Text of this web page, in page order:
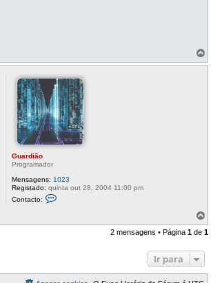
o
Guardião
Programador
Mensagens: 1023
Registado: quinta out 28, 2004 11:00 pm
Contacto:
o
p
2 mensagens • Página 1 de 1
Ir para